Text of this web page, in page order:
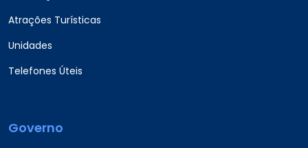
Atrações Turísticas
Unidades
Telefones Úteis
Governo